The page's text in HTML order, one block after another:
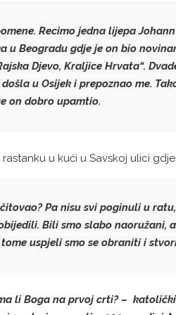
Recimo jedna lijepa
u Beogradu gdje je on bio
Djevo, Kraljice Hrvata“.
u Osijek i prepoznao me.
on dobro upamtio.
rastanku u kući u Savskoj ulici
Pa nisu svi poginuli u ratu
Bili smo slabo naoružani,
uspjeli smo se obraniti i
li Boga na prvoj crti? –